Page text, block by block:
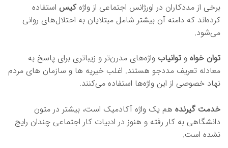
برخی از مددکاران در اورژانس اجتماعی از واژهکیس استفاده
کرده‌اند که دامنه آن بیشتر شامل مبتلایان به اختلال‌های روانی
می‌شود.
توان خواه و توانیاب واژه‌های مدرن‌تر و زیباتری برای پاسخ به
معادله تعریف مددجو هستند. اغلب خیریه ها و سازمان های مردم
نهاد خصوصی از این واژه‌ها استفاده می‌کنند.
خدمت گیرنده هم یک واژه آکادمیک است، بیشتر در متون
دانشگاهی به کار رفته و هنوز در ادبیات کار اجتماعی چندان رایج
نشده است.